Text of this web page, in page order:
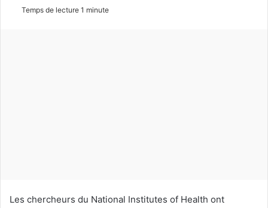
n
Temps de lecture 1 minute
Les chercheurs du National Institutes of Health ont